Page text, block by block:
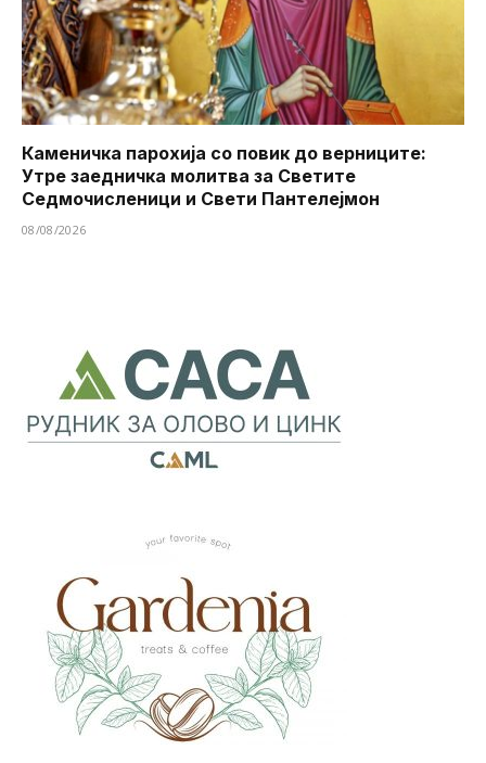
Каменичка парохија со повик до верниците:
Утре заедничка молитва за Светите
Седмочисленици и Свети Пантелејмон
08/08/2026